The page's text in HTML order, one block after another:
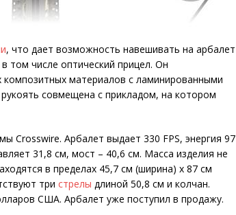
, что дает возможность навешивать на арбалет
том числе оптический прицел. Он
композитных материалов с ламинированными
совмещена с прикладом, на котором
Crosswire. Арбалет выдает 330 FPS, энергия 97
31,8 см, мост – 40,6 см. Масса изделия не
в пределах 45,7 см (ширина) х 87 см
три стрелы длиной 50,8 см и колчан.
США. Арбалет уже поступил в продажу.